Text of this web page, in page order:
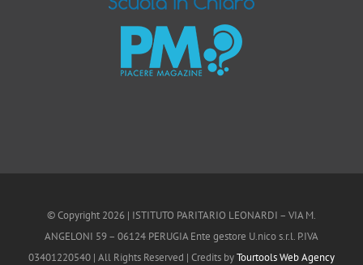
© Copyright 2026 | ISTITUTO PARITARIO LEONARDI – VIA M.
ANGELONI 59 – 06124 PERUGIA Ente gestore U.nico s.r.l. P.IVA
03401220540 | All Rights Reserved | Credits byTourtools Web Agency